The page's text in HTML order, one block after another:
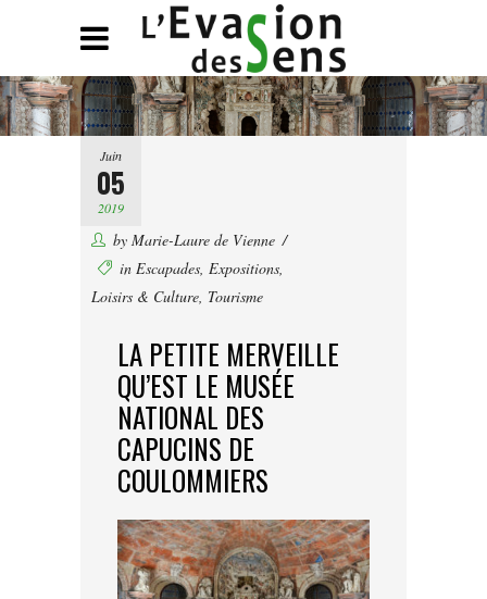
Juin
05
2019
by Marie-Laure de Vienne
in Escapades, Expositions,
Loisirs & Culture, Tourisme
LA PETITE MERVEILLE
QU’EST LE MUSÉE
NATIONAL DES
CAPUCINS DE
COULOMMIERS